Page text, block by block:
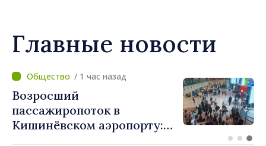
Главные новости
/ 34 минут назад
Проекты помощи в
интересах жителей по
обеим берегам Днестра